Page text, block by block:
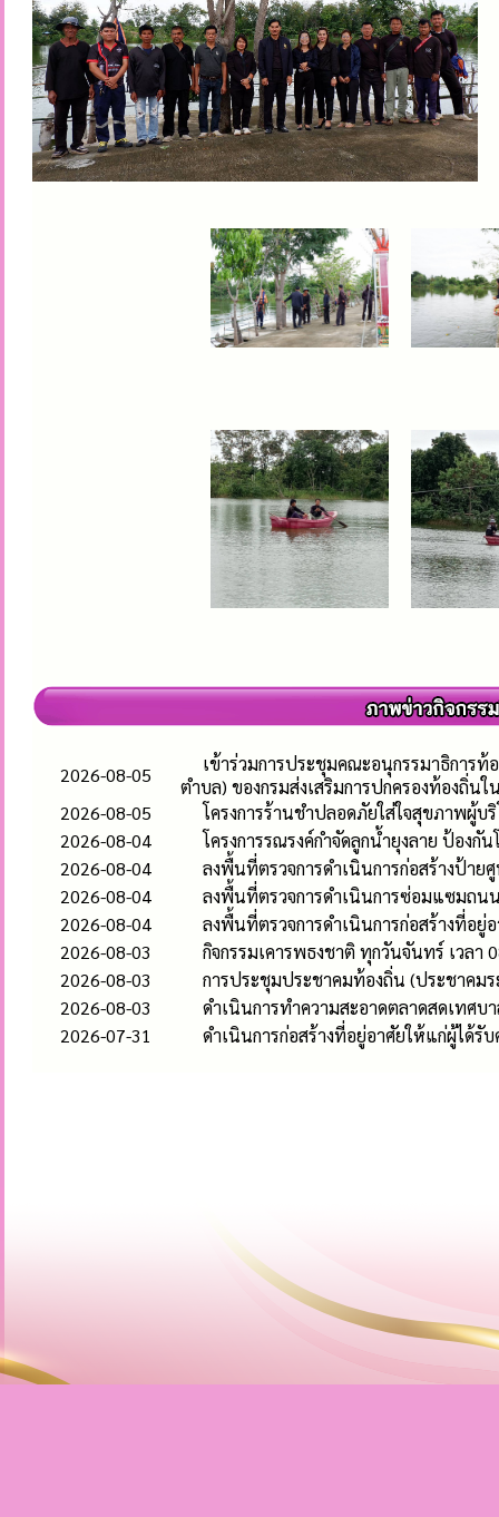
2026-08-05
เข้าร่วมการประชุมคณะอนุกรรมาธิการ
ตำบล) ของกรมส่งเสริมการปกครองท้องถิ่นใ
2026-08-05
โครงการร้านชำปลอดภัยใส่ใจสุขภาพผู้บ
2026-08-04
โครงการรณรงค์กำจัดลูกน้ำยุงลาย ป้อง
2026-08-04
ลงพื้นที่ตรวจการดำเนินการก่อสร้างป้า
2026-08-04
ลงพื้นที่ตรวจการดำเนินการซ่อมแซมถน
2026-08-04
ลงพื้นที่ตรวจการดำเนินการก่อสร้างที่อ
2026-08-03
กิจกรรมเคารพธงชาติ ทุกวันจันทร์ เวลา
2026-08-03
การประชุมประชาคมท้องถิ่น (ประชาคม
2026-08-03
ดำเนินการทำความสะอาดตลาดสดเทศ
2026-07-31
ดำเนินการก่อสร้างที่อยู่อาศัยให้แก่ผู้ได้